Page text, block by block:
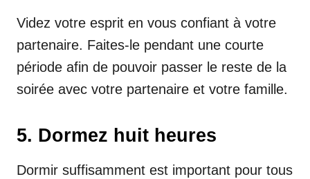
Videz votre esprit en vous confiant à votre
partenaire. Faites-le pendant une courte
période afin de pouvoir passer le reste de la
soirée avec votre partenaire et votre famille.
5. Dormez huit heures
Dormir suffisamment est important pour tous